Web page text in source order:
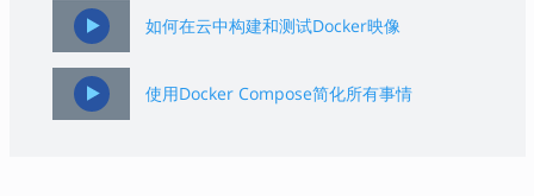
如何在云中构建和测试Docker映像
使用Docker Compose简化所有事情